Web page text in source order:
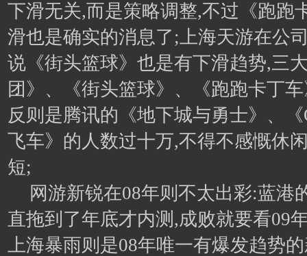
下滑无关,而是策略调整,不过《跑跑
滑也是确实的消息了;上海天游在公
说《街头篮球》也是有下滑趋势,三
团》、《街头篮球》、《跑跑卡丁
反则是腾讯的《地下城与勇士》、
飞车》的人数过十万,不得不感慨休
短;
网游新锐在08年则不太出彩:蓝港
直拖到了年底才内测,成败就要看09
上海暴雨则是08年唯一有爆发趋势